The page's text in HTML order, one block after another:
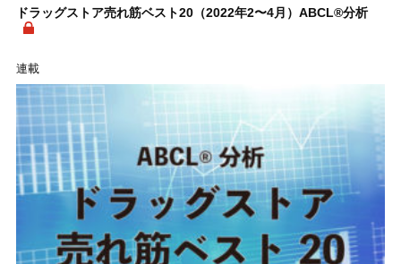
ドラッグストア売れ筋ベスト20（2022年2〜4月）ABCL®分析
連載